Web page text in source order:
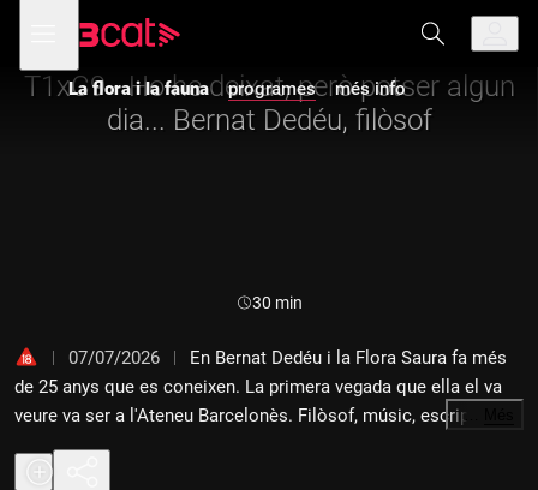
navegació
principal
menú
de
La flora i la fauna programes més info
T1xC9 - Ho he deixat, però potser algun
dia... Bernat Dedéu, filòsof
Durada:
30 min
07/07/2026
En Bernat Dedéu i la Flora Saura fa més
de 25 anys que es coneixen. La primera vegada que ella el va
veure va ser a l'Ateneu Barcelonès. Filòsof, músic, escriptor,
llest com la gana, ben plantat i un punt insolent. Com a la Flora,
li agradaven les barres dels bars i el whisky. Al llarg dels anys
…